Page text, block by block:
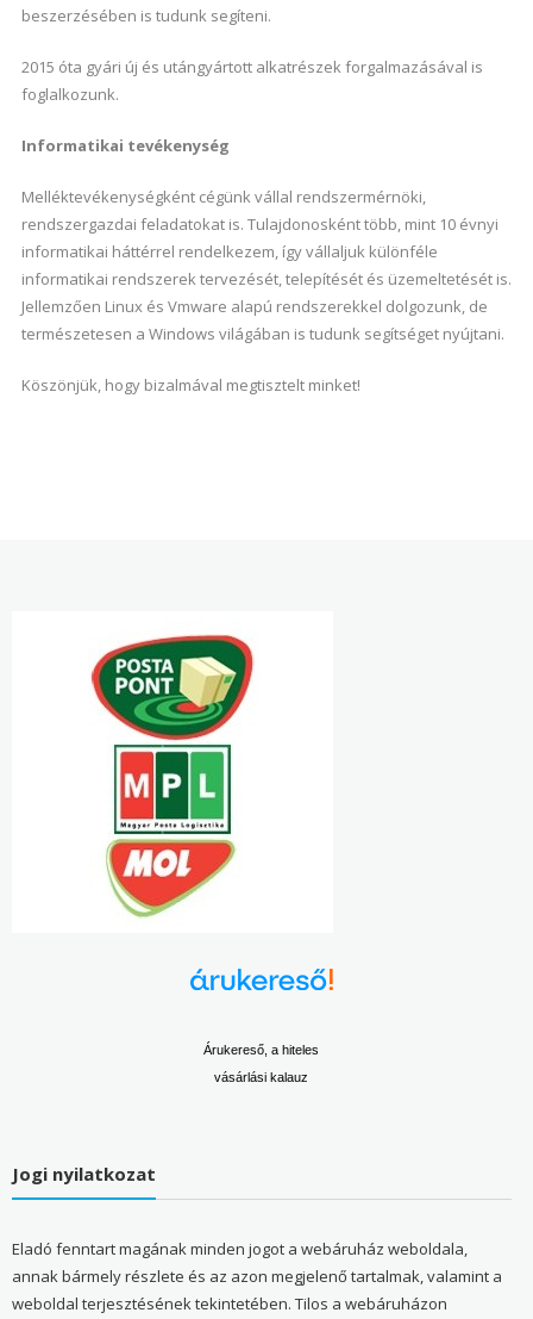
beszerzésében is tudunk segíteni.
2015 óta gyári új és utángyártott alkatrészek forgalmazásával is
foglalkozunk.
Informatikai tevékenység
Melléktevékenységként cégünk vállal rendszermérnöki,
rendszergazdai feladatokat is. Tulajdonosként több, mint 10 évnyi
informatikai háttérrel rendelkezem, így vállaljuk különféle
informatikai rendszerek tervezését, telepítését és üzemeltetését is.
Jellemzően Linux és Vmware alapú rendszerekkel dolgozunk, de
természetesen a Windows világában is tudunk segítséget nyújtani.
Köszönjük, hogy bizalmával megtisztelt minket!
Árukereső, a hiteles
vásárlási kalauz
Jogi nyilatkozat
Eladó fenntart magának minden jogot a webáruház weboldala,
annak bármely részlete és az azon megjelenő tartalmak, valamint a
weboldal terjesztésének tekintetében. Tilos a webáruházon